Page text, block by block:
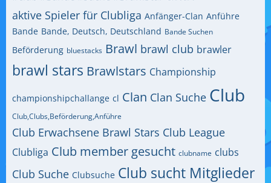
aktive Spieler für Clubliga Anfänger-Clan Anführe
Bande Bande, Deutsch, Deutschland Bande Suchen
Beförderung bluestacks Brawl brawl club brawler
brawl stars Brawlstars Championship
championshipchallange cl Clan Clan Suche Club
Club,Clubs,Beförderung,Anführe
Club Erwachsene Brawl Stars Club League
Clubliga Club member gesucht clubname clubs
Club Suche Clubsuche Club sucht Mitglieder